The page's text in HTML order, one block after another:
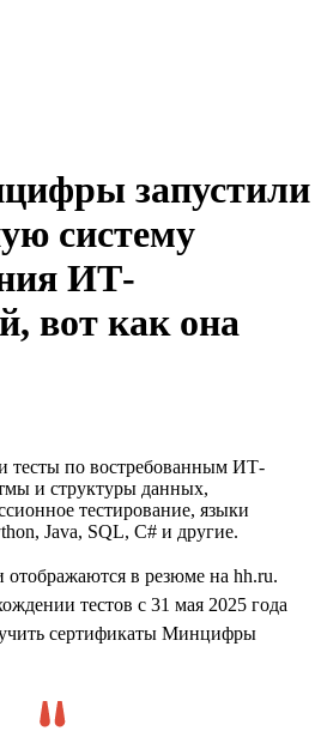
запустили
систему
ИТ-
вот как она
тесты по востребованным ИТ-
и структуры данных,
тестирование, языки
Java, SQL, C# и другие.
в резюме на hh.ru.
тестов с 31 мая 2025 года
сертификаты Минцифры